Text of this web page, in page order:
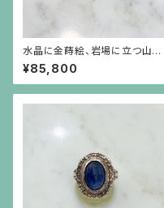
水晶に金蒔絵、岩場に立つ山羊
とアーカンサス模様のフレーム
の丸いイヤリング
¥85,800